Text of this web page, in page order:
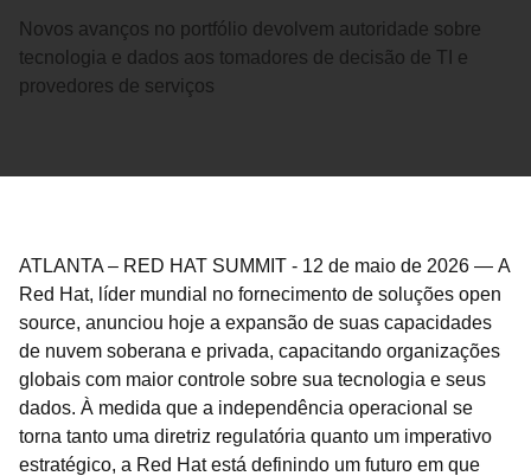
Novos avanços no portfólio devolvem autoridade sobre
tecnologia e dados aos tomadores de decisão de TI e
provedores de serviços
ATLANTA – RED HAT SUMMIT - 12 de maio de 2026 — A
Red Hat, líder mundial no fornecimento de soluções open
source, anunciou hoje a expansão de suas capacidades
de nuvem soberana e privada, capacitando organizações
globais com maior controle sobre sua tecnologia e seus
dados. À medida que a independência operacional se
torna tanto uma diretriz regulatória quanto um imperativo
estratégico, a Red Hat está definindo um futuro em que